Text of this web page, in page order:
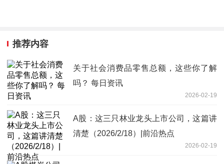
推荐内容
关于社会消费品零售总额，这些你了解
吗？ 每日资讯
2026-02-19
A股：这三只林业龙头上市公司，这篇讲
清楚（2026/2/18）|前沿热点
2026-02-19